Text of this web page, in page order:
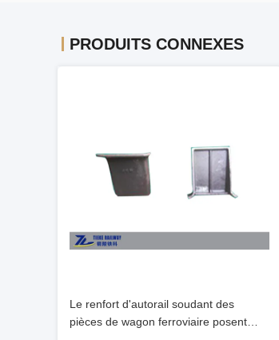
PRODUITS CONNEXES
Le renfort d'autorail soudant des
pièces de wagon ferroviaire posent